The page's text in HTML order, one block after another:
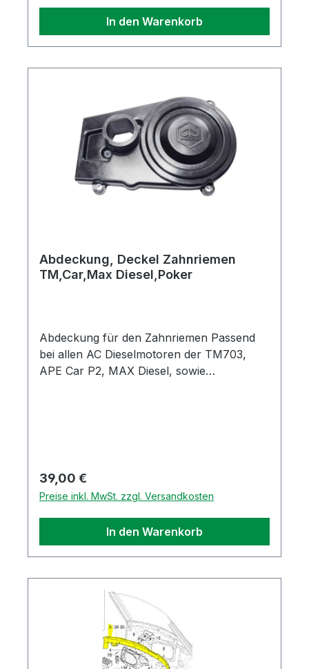
In den Warenkorb
Abdeckung, Deckel Zahnriemen
TM,Car,Max Diesel,Poker
Abdeckung für den Zahnriemen Passend
bei allen AC Dieselmotoren der TM703,
APE Car P2, MAX Diesel, sowie
Regulärer Preis:
39,00 €
Preise inkl. MwSt. zzgl. Versandkosten
In den Warenkorb